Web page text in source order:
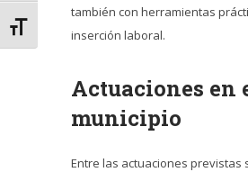
Alternar tamaño de letra
también con herramientas
inserción laboral.
Actuaciones en
municipio
Entre las actuaciones previstas